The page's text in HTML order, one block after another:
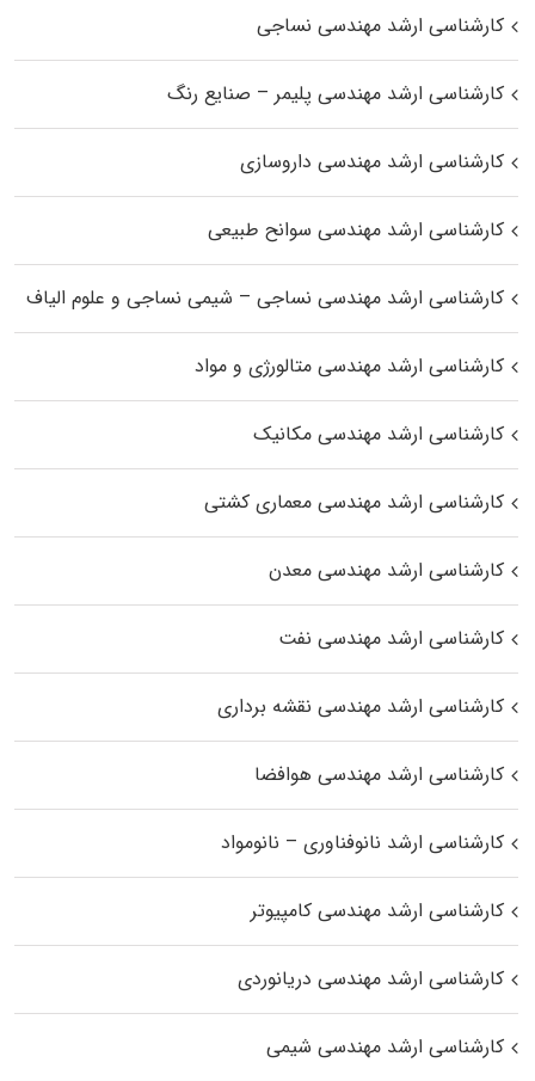
کارشناسی ارشد مهندسی نساجی
کارشناسی ارشد مهندسی پلیمر – صنایع رنگ
کارشناسی ارشد مهندسی داروسازی
کارشناسی ارشد مهندسی سوانح طبیعی
کارشناسی ارشد مهندسی نساجی – شیمی نساجی و علوم الیاف
کارشناسی ارشد مهندسی متالورژی و مواد
کارشناسی ارشد مهندسی مکانیک
کارشناسی ارشد مهندسی معماری کشتی
کارشناسی ارشد مهندسی معدن
کارشناسی ارشد مهندسی نفت
کارشناسی ارشد مهندسی نقشه برداری
کارشناسی ارشد مهندسی هوافضا
کارشناسی ارشد نانوفناوری – نانومواد
کارشناسی ارشد مهندسی کامپیوتر
کارشناسی ارشد مهندسی دریانوردی
کارشناسی ارشد مهندسی شیمی